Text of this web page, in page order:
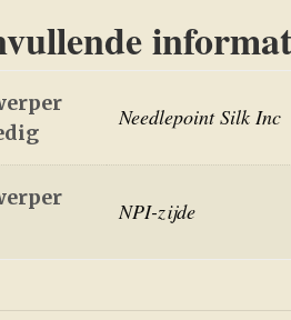
Needlepoint Silk Inc
NPI-zijde